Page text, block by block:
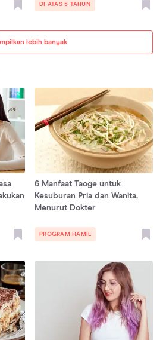
lebih banyak
DI ATAS 5 TAHUN
6 Manfaat Taoge untuk
Kesuburan Pria dan Wanita,
Menurut Dokter
PROGRAM HAMIL